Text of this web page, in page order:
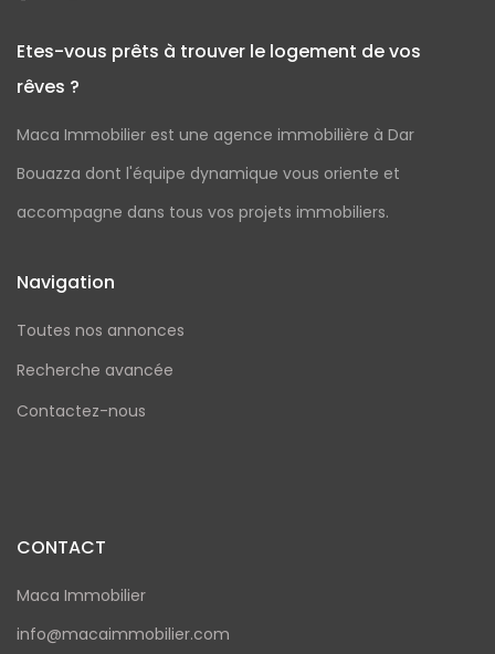
Etes-vous prêts à trouver le logement de vos
rêves ?
Maca Immobilier est une agence immobilière à Dar
Bouazza dont l'équipe dynamique vous oriente et
accompagne dans tous vos projets immobiliers.
Navigation
Toutes nos annonces
Recherche avancée
Contactez-nous
CONTACT
Maca Immobilier
info@macaimmobilier.com